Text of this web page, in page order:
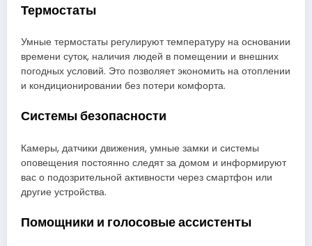
Термостаты
Умные термостаты регулируют температуру на основании
времени суток, наличия людей в помещении и внешних
погодных условий. Это позволяет экономить на отоплении
и кондиционировании без потери комфорта.
Системы безопасности
Камеры, датчики движения, умные замки и системы
оповещения постоянно следят за домом и информируют
вас о подозрительной активности через смартфон или
другие устройства.
Помощники и голосовые ассистенты